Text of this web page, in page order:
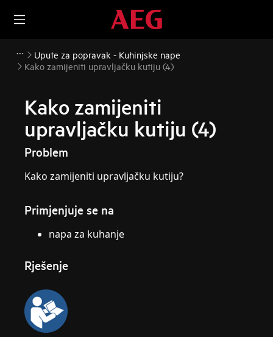
Upute za popravak - Kuhinjske nape
Kako zamijeniti upravljačku kutiju (4)
Kako zamijeniti
upravljačku kutiju (4)
Problem
Kako zamijeniti upravljačku kutiju?
Primjenjuje se na
napa za kuhanje
Rješenje